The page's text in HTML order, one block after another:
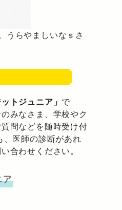
うらやましいなｓさ
トジュニア」 で
みなさま、学校やク
問などを随時受け付
、医師の診断があれ
合わせください。
ア